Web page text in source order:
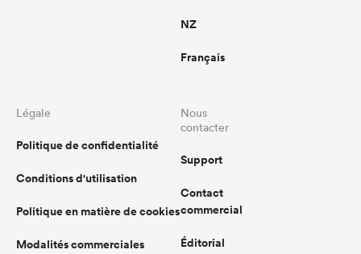
NZ
Français
Légale
Politique de confidentialité
Conditions d'utilisation
Politique en matière de cookies
Modalités commerciales
Nous
contacter
Support
Contact
commercial
Éditorial